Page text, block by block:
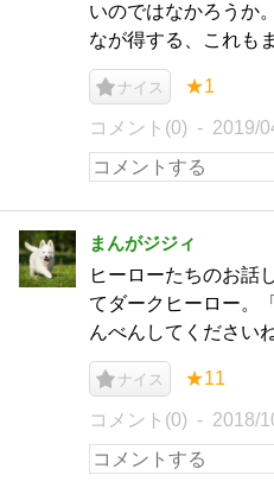
いのではなかろうか
なが得する、これも
ナイス ★1
コメント(0) 2019/
まんがジジィ
ヒーローたちのお話
てダークヒーロー。
んべんしてください
ナイス ★11
コメント(0) 2018/